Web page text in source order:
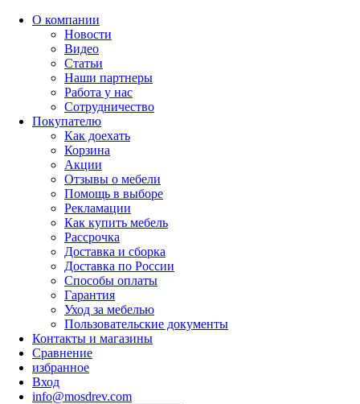
О компании
Новости
Видео
Статьи
Наши партнеры
Работа у нас
Сотрудничество
Покупателю
Как доехать
Корзина
Акции
Отзывы о мебели
Помощь в выборе
Рекламации
Как купить мебель
Рассрочка
Доставка и сборка
Доставка по России
Способы оплаты
Гарантия
Уход за мебелью
Пользовательские документы
Контакты и магазины
Сравнение
избранное
Вход
info@mosdrev.com